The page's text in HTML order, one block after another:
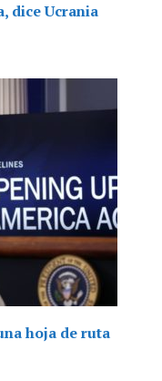
dice Ucrania
hoja de ruta